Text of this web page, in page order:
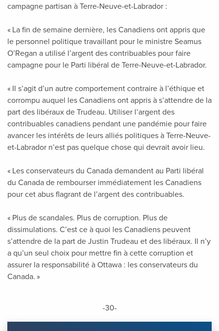
campagne partisan à Terre-Neuve-et-Labrador :
« La fin de semaine dernière, les Canadiens ont appris que
le personnel politique travaillant pour le ministre Seamus
O’Regan a utilisé l’argent des contribuables pour faire
campagne pour le Parti libéral de Terre-Neuve-et-Labrador.
« Il s’agit d’un autre comportement contraire à l’éthique et
corrompu auquel les Canadiens ont appris à s’attendre de la
part des libéraux de Trudeau. Utiliser l’argent des
contribuables canadiens pendant une pandémie pour faire
avancer les intérêts de leurs alliés politiques à Terre-Neuve-
et-Labrador n’est pas quelque chose qui devrait avoir lieu.
« Les conservateurs du Canada demandent au Parti libéral
du Canada de rembourser immédiatement les Canadiens
pour cet abus flagrant de l’argent des contribuables.
« Plus de scandales. Plus de corruption. Plus de
dissimulations. C’est ce à quoi les Canadiens peuvent
s’attendre de la part de Justin Trudeau et des libéraux. Il n’y
a qu’un seul choix pour mettre fin à cette corruption et
assurer la responsabilité à Ottawa : les conservateurs du
Canada. »
-30-